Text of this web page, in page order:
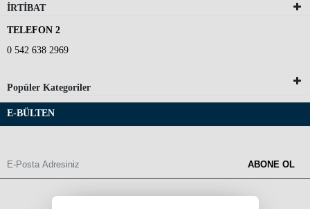
İRTİBAT
TELEFON 2
0 542 638 2969
Popüler Kategoriler
E-BÜLTEN
ABONE OL